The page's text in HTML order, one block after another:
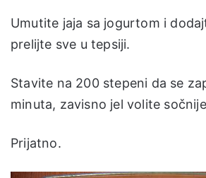
Umutite jaja sa jogurtom i
prelijte sve u tepsiji.
Stavite na 200 stepeni da se
minuta, zavisno jel volite
Prijatno.